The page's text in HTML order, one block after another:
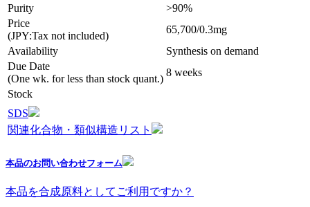
Purity
>90%
Price
(JPY:Tax not included)
65,700/0.3mg
Availability
Synthesis on demand
Due Date
(One wk. for less than stock quant.)
8 weeks
Stock
SDS
関連化合物・類似構造リスト
本品のお問い合わせフォーム
本品を合成原料としてご利用ですか？